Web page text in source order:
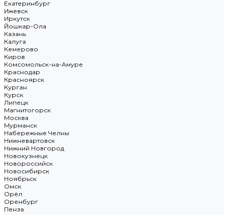
Екатеринбург
Ижевск
Иркутск
Йошкар-Ола
Казань
Калуга
Кемерово
Киров
Комсомольск-на-Амуре
Краснодар
Красноярск
Курган
Курск
Липецк
Магнитогорск
Москва
Мурманск
Набережные Челны
Нижневартовск
Нижний Новгород
Новокузнецк
Новороссийск
Новосибирск
Ноябрьск
Омск
Орёл
Оренбург
Пенза